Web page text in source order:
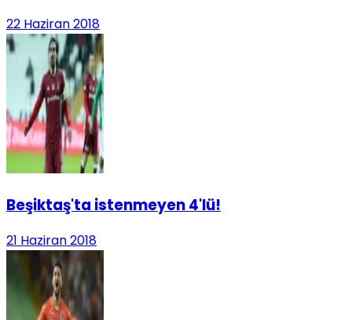
22 Haziran 2018
Beşiktaş'ta istenmeyen 4'lü!
21 Haziran 2018